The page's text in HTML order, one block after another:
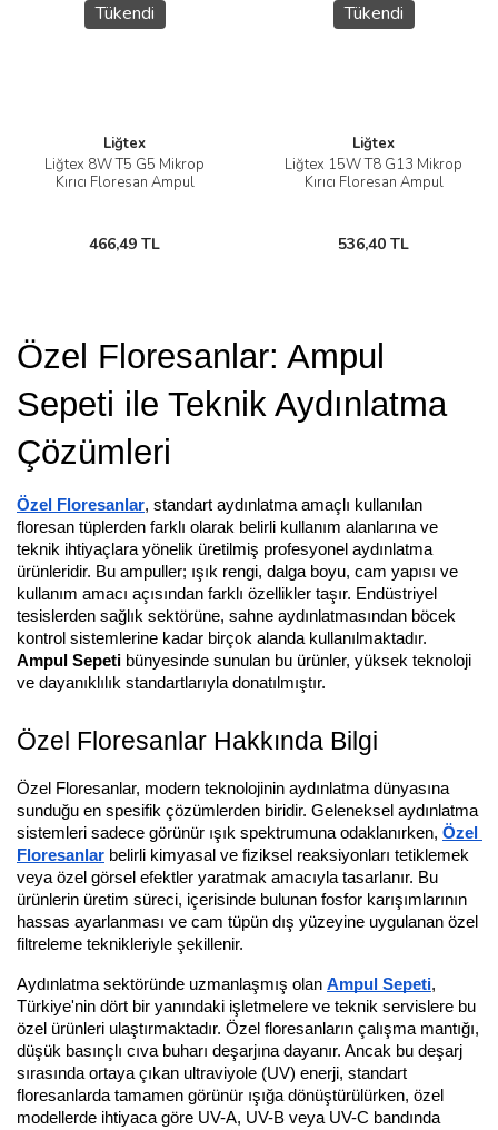
Tükendi
Liğtex
Liğtex 8W T5 G5 Mikrop
Kırıcı Floresan Ampul
466,49 TL
Tükendi
Liğtex
Liğtex 15W T8 G13 Mikrop
Kırıcı Floresan Ampul
536,40 TL
Özel Floresanlar: Ampul
Sepeti ile Teknik Aydınlatma
Çözümleri
Özel Floresanlar, standart aydınlatma amaçlı kullanılan
floresan tüplerden farklı olarak belirli kullanım alanlarına ve
teknik ihtiyaçlara yönelik üretilmiş profesyonel aydınlatma
ürünleridir. Bu ampuller; ışık rengi, dalga boyu, cam yapısı ve
kullanım amacı açısından farklı özellikler taşır. Endüstriyel
tesislerden sağlık sektörüne, sahne aydınlatmasından böcek
Ampul Sepeti bünyesinde sunulan bu ürünler, yüksek teknoloji
ve dayanıklılık standartlarıyla donatılmıştır.
Özel Floresanlar Hakkında Bilgi
Özel Floresanlar, modern teknolojinin aydınlatma dünyasına
sunduğu en spesifik çözümlerden biridir. Geleneksel aydınlatma
sistemleri sadece görünür ışık spektrumuna odaklanırken, Özel
Floresanlar belirli kimyasal ve fiziksel reaksiyonları tetiklemek
veya özel görsel efektler yaratmak amacıyla tasarlanır. Bu
ürünlerin üretim süreci, içerisinde bulunan fosfor karışımlarının
hassas ayarlanması ve cam tüpün dış yüzeyine uygulanan özel
filtreleme teknikleriyle şekillenir.
Aydınlatma sektöründe uzmanlaşmış olan Ampul Sepeti,
Türkiye'nin dört bir yanındaki işletmelere ve teknik servislere bu
özel ürünleri ulaştırmaktadır. Özel floresanların çalışma mantığı,
düşük basınçlı cıva buharı deşarjına dayanır. Ancak bu deşarj
sırasında ortaya çıkan ultraviyole (UV) enerji, standart
floresanlarda tamamen görünür ışığa dönüştürülürken, özel
modellerde ihtiyaca göre UV-A, UV-B veya UV-C bandında